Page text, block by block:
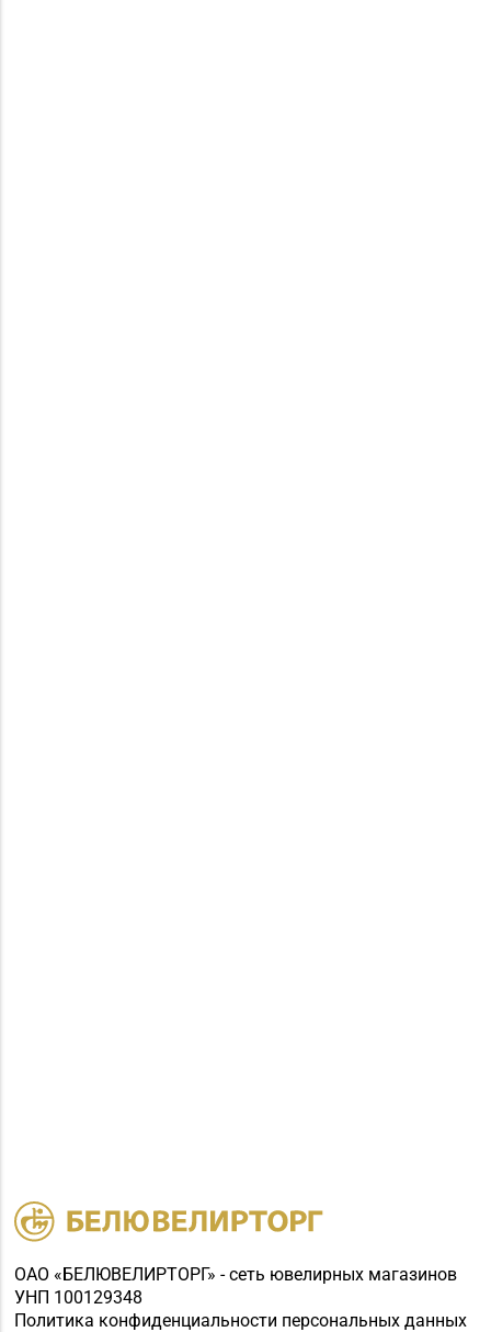
ОАО «БЕЛЮВЕЛИРТОРГ» - сеть ювелирных магазинов
УНП 100129348
Политика конфиденциальности персональных данных